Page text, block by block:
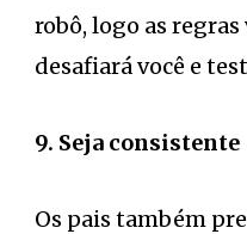
robô, logo as regras
desafiará você e
9. Seja consistente
Os pais também